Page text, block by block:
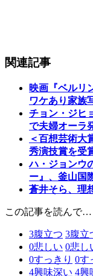
関連記事
映画『ベルリ
ワケあり家族
チョン・ジヒ
で夫婦オーラ
＜百想芸術大
秀演技賞を受
ハ・ジョンウ
ー』、釜山国
蒼井そら、理
この記事を読んで…
3腹立つ 3腹立
0悲しい 0悲し
0すっきり 0す
4興味深い 4興